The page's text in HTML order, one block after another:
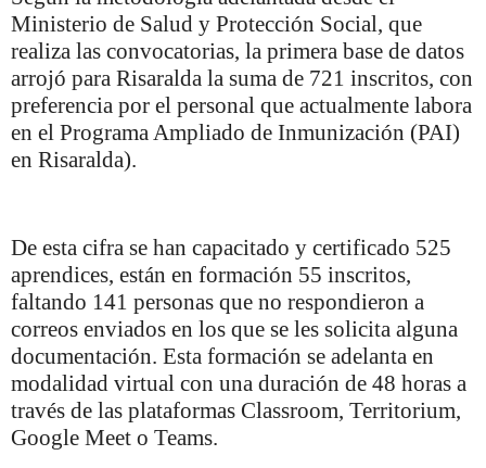
Ministerio de Salud y Protección Social, que
realiza las convocatorias, la primera base de datos
arrojó para Risaralda la suma de 721 inscritos, con
preferencia por el personal que actualmente labora
en el Programa Ampliado de Inmunización (PAI)
en Risaralda).
De esta cifra se han capacitado y certificado 525
aprendices, están en formación 55 inscritos,
faltando 141 personas que no respondieron a
correos enviados en los que se les solicita alguna
documentación. Esta formación se adelanta en
modalidad virtual con una duración de 48 horas a
través de las plataformas Classroom, Territorium,
Google Meet o Teams.